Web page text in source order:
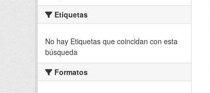
Etiquetas
No hay Etiquetas que coincidan con esta
búsqueda
Formatos